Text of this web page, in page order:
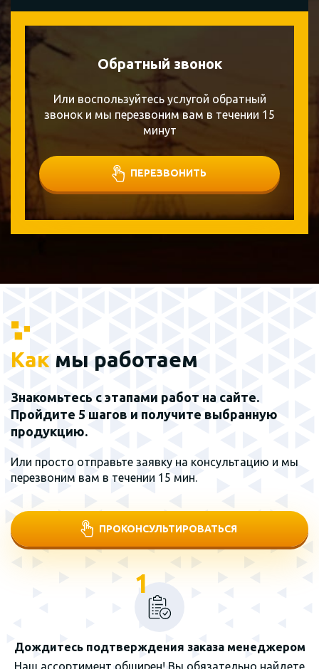
Обратный звонок
Или воспользуйтесь услугой обратный
звонок и мы перезвоним вам в течении 15
минут
ПЕРЕЗВОНИТЬ
Как мы работаем
Знакомьтесь с этапами работ на сайте.
Пройдите 5 шагов и получите выбранную
продукцию.
Или просто отправьте заявку на консультацию и мы
перезвоним вам в течении 15 мин.
ПРОКОНСУЛЬТИРОВАТЬСЯ
1
Дождитесь подтверждения заказа менеджером
Наш ассортимент обширен! Вы обязательно найдете